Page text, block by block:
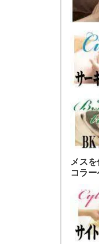
メス
コラ